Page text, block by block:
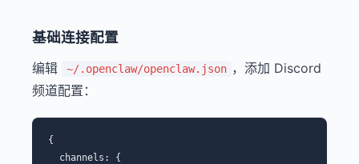
基础连接配置
编辑 ~/.openclaw/openclaw.json ，添加 Discord
频道配置：
{
  channels: {